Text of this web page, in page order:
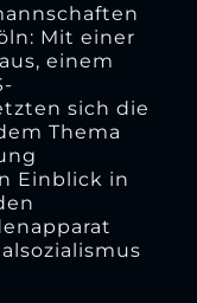
Mit einer
einem
sich die
Thema
Einblick in